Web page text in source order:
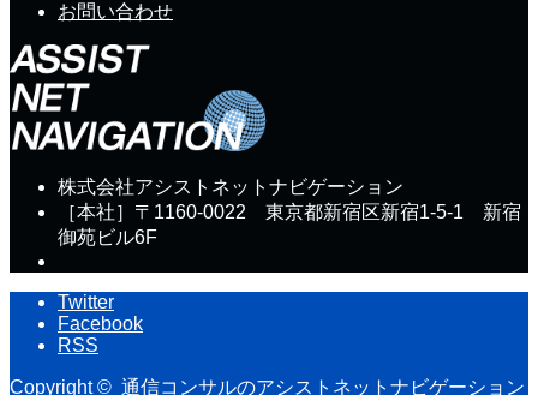
お問い合わせ
株式会社アシストネットナビゲーション
［本社］〒1160-0022 東京都新宿区新宿1-5-1 新宿
御苑ビル6F
Twitter
Facebook
RSS
Copyright © 通信コンサルのアシストネットナビゲーション